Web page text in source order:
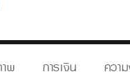
พ การเงิน ควา